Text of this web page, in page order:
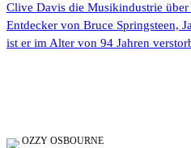
Clive Davis die Musikindustrie
Entdecker von Bruce Springsteen,
ist er im Alter von 94 Jahren
OZZY OSBOURNE